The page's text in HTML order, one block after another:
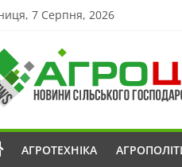
7 Серпня, 2026
АГРОТЕХНІКА